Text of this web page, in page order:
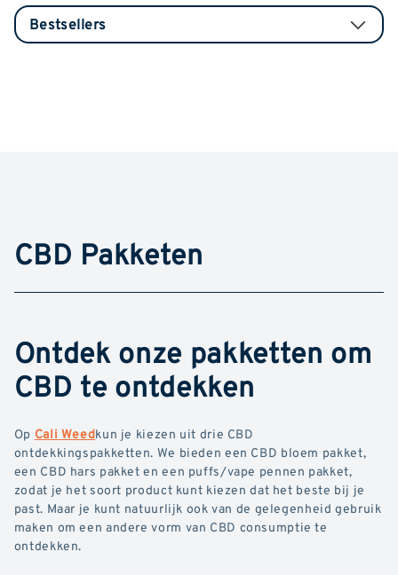
CBD Pakketen
Ontdek onze pakketten om
CBD te ontdekken
Op Cali Weedkun je kiezen uit drie CBD
ontdekkingspakketten. We bieden een CBD bloem pakket,
een CBD hars pakket en een puffs/vape pennen pakket,
zodat je het soort product kunt kiezen dat het beste bij je
past. Maar je kunt natuurlijk ook van de gelegenheid gebruik
maken om een andere vorm van CBD consumptie te
ontdekken.